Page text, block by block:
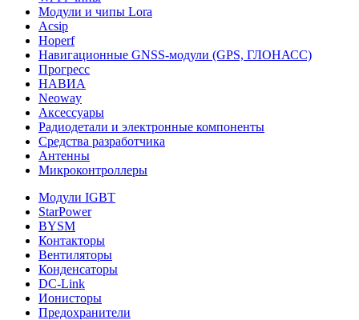
Модули и чипы Lora
Acsip
Hoperf
Навигационные GNSS-модули (GPS, ГЛОНАСС)
Прогресс
НАВИА
Neoway
Аксессуары
Радиодетали и электронные компоненты
Средства разработчика
Антенны
Микроконтроллеры
Модули IGBT
StarPower
BYSM
Контакторы
Вентиляторы
Конденсаторы
DC-Link
Ионисторы
Предохранители